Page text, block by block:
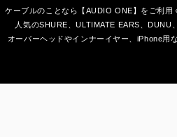
、ケーブルのことなら【AUDIO ONE】をご利
人気のSHURE、ULTIMATE EARS、DUNU
オーバーヘッドやインナーイヤー、iPhone用